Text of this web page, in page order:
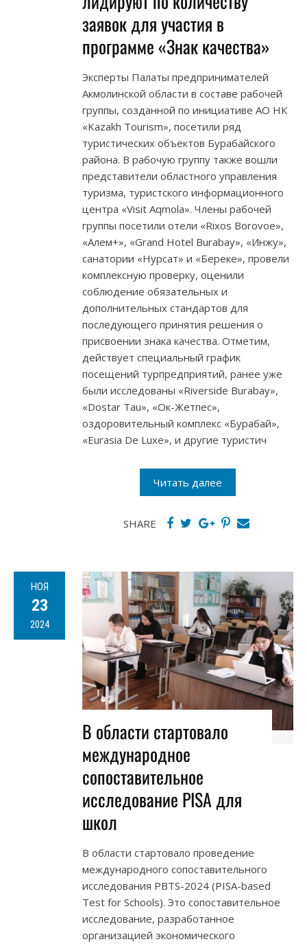
заявок для участия в
программе «Знак качества»
Эксперты Палаты предпринимателей
Акмолинской области в составе рабочей
группы, созданной по инициативе АО НК
«Kazakh Tourism», посетили ряд
туристических объектов Бурабайского
района. В рабочую группу также вошли
представители областного управления
туризма, туристского информационного
центра «Visit Aqmola». Члены рабочей
группы посетили отели «Rixos Borovoe»,
«Алем+», «Grand Hotel Burabay», «Инжу»,
санатории «Нурсат» и «Береке», провели
комплексную проверку, оценили
соблюдение обязательных и
дополнительных стандартов для
последующего принятия решения о
присвоении знака качества. Отметим,
действует специальный график
посещений турпредприятий, ранее уже
были исследованы «Riverside Burabay»,
«Dostar Tau», «Ок-Жетпес»,
оздоровительный комплекс «Бурабай»,
«Eurasia De Luxe», и другие туристич
Читать далее
SHARE
НОЯ
23
2024
В области стартовало
международное
сопоставительное
исследование PISA для
школ
В области стартовало проведение
международного сопоставительного
исследования PBTS-2024 (PISA-based
Test for Schools). Это сопоставительное
исследование, разработанное
организацией экономического